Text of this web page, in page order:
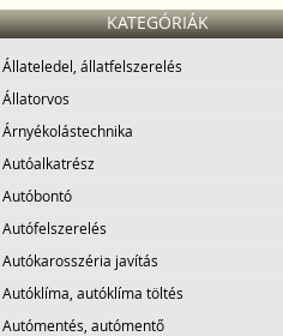
KATEGÓRIÁK
Állateledel, állatfelszerelés
Állatorvos
Árnyékolástechnika
Autóalkatrész
Autóbontó
Autófelszerelés
Autókarosszéria javítás
Autóklíma, autóklíma töltés
Autómentés, autómentő